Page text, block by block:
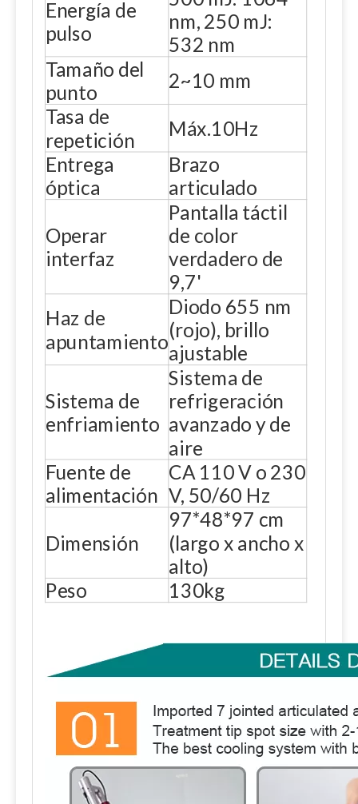
Energía de
pulso
nm, 250 mJ:
532 nm
Tamaño del
punto
2~10 mm
Tasa de
repetición
Máx.10Hz
Entrega
óptica
Brazo
articulado
Operar
interfaz
Pantalla táctil
de color
verdadero de
9,7'
Haz de
apuntamiento
Diodo 655 nm
(rojo), brillo
ajustable
Sistema de
enfriamiento
Sistema de
refrigeración
avanzado y de
aire
Fuente de
alimentación
CA 110 V o 230
V, 50/60 Hz
Dimensión
97*48*97 cm
(largo x ancho x
alto)
Peso
130kg